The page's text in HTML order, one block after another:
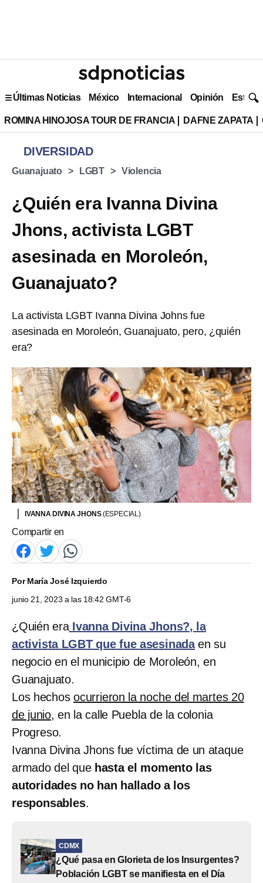
Últimas Noticias México Internacional Opinión Estilo
ROMINA HINOJOSA TOUR DE FRANCIA DAFNE ZAPATA
DIVERSIDAD
Guanajuato LGBT Violencia
¿Quién era Ivanna Divina
Jhons, activista LGBT
asesinada en Moroleón,
Guanajuato?
La activista LGBT Ivanna Divina Johns fue
asesinada en Moroleón, Guanajuato, pero, ¿quién
era?
IVANNA DIVINA JHONS(ESPECIAL)
Compartir en
PorMaría José Izquierdo
junio 21, 2023 a las 18:42 GMT-6
¿Quién eraIvanna Divina Jhons?, la
activista LGBT que fue asesinadaen su
negocio en el municipio de Moroleón, en
Guanajuato.
Los hechosocurrieron la noche del martes 20
de junio, en la calle Puebla de la colonia
Progreso.
Ivanna Divina Jhons fue víctima de un ataque
armado del que hasta el momento las
autoridades no han hallado a los
responsables.
CDMX
¿Qué pasa en Glorieta de los Insurgentes?
Población LGBT se manifiesta en el Día